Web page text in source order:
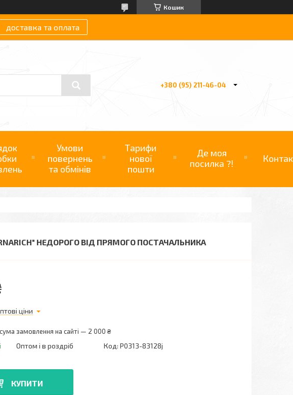
Кошик
доставка та оплата
+380 (95) 211-46-04
Умови
повернень
та обмінів
Тарифи
нової
пошти
Де моя
посилка ?!
НЕДОРОГО ВІД ПРЯМОГО ПОСТАЧАЛЬНИКА
ціни
замовлення на сайті — 2 000 ₴
Оптом і в роздріб Код: P0313-83128j
КУПИТИ